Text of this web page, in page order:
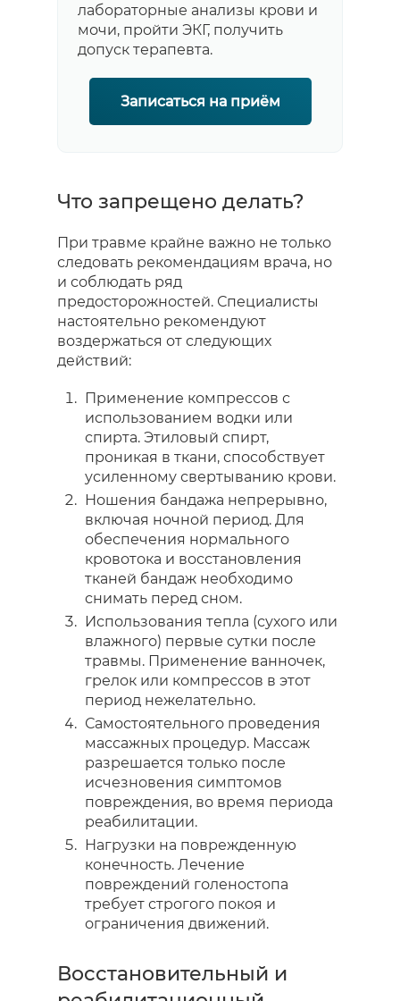
лабораторные анализы крови и
мочи, пройти ЭКГ, получить
допуск терапевта.
Записаться на приём
Что запрещено делать?
При травме крайне важно не только
следовать рекомендациям врача, но
и соблюдать ряд
предосторожностей. Специалисты
настоятельно рекомендуют
воздержаться от следующих
действий:
Применение компрессов с
использованием водки или
спирта. Этиловый спирт,
проникая в ткани, способствует
усиленному свертыванию крови.
Ношения бандажа непрерывно,
включая ночной период. Для
обеспечения нормального
кровотока и восстановления
тканей бандаж необходимо
снимать перед сном.
Использования тепла (сухого или
влажного) первые сутки после
травмы. Применение ванночек,
грелок или компрессов в этот
период нежелательно.
Самостоятельного проведения
массажных процедур. Массаж
разрешается только после
исчезновения симптомов
повреждения, во время периода
реабилитации.
Нагрузки на поврежденную
конечность. Лечение
повреждений голеностопа
требует строгого покоя и
ограничения движений.
Восстановительный и